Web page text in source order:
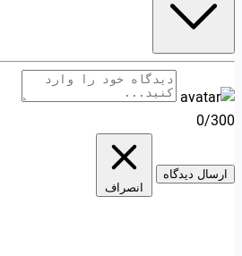
0/300
ارسال دیدگاه
انصراف